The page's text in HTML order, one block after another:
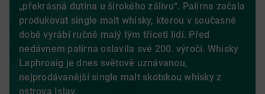
„překrásná dutina u širokého zálivu“. Palírna začala
produkovat single malt whisky, kterou v současné
době vyrábí ručně malý tým třiceti lidí. Před
nedávnem palírna oslavila své 200. výročí. Whisky
Laphroaig je dnes světově uznávanou,
nejprodávanější single malt skotskou whisky z
ostrova Islay.